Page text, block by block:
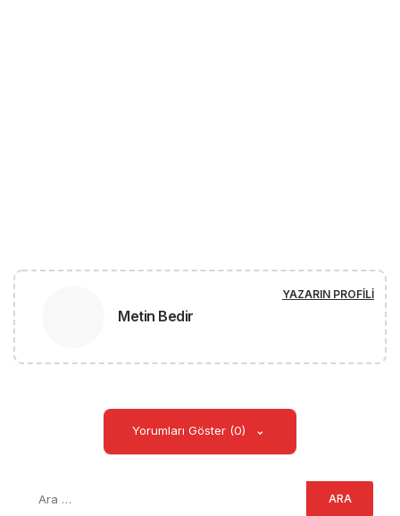
Metin Bedir
YAZARIN PROFILI
Yorumları Göster (0)